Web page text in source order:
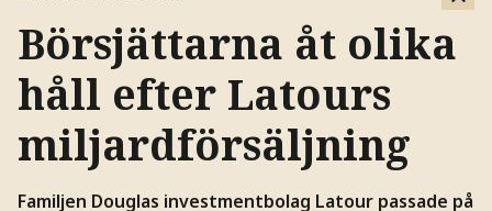
Börsjättarna åt olika
håll efter Latours
miljardförsäljning
Familjen Douglas investmentbolag Latour passade på